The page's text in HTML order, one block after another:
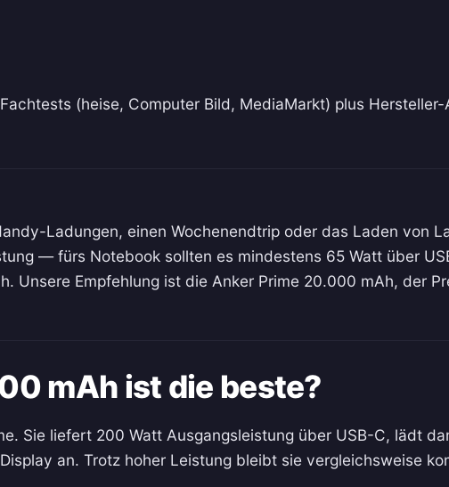
Fachtests (heise, Computer Bild, MediaMarkt) plus
Ladungen, einen Wochenendtrip oder das Laden von
— fürs Notebook sollten es mindestens 65 Watt über
Unsere Empfehlung ist die Anker Prime 20.000 mAh, der
mAh ist die beste?
Sie liefert 200 Watt Ausgangsleistung über USB-C, lädt
an. Trotz hoher Leistung bleibt sie vergleichsweise